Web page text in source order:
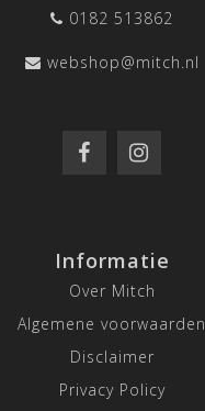
0182 513862
webshop@mitch.nl
Informatie
Over Mitch
Algemene voorwaarden
Disclaimer
Privacy Policy